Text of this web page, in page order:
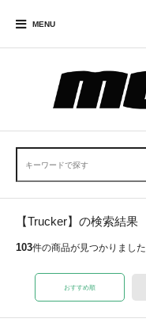
MENU
【Trucker】の検索結果
103件の商品が見つかりました
おすすめ順